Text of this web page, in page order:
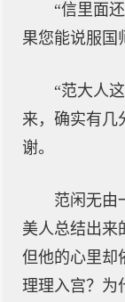
“信里面
果您能说服国
“范大人
来，确实有几
谢。
范闲无由
美人总结出来
但他的心里却
理理入宫？为